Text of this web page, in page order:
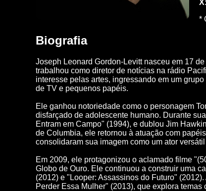
X:
*
Biografia
Joseph Leonard Gordon-Levitt nasceu em 17
trabalhou como diretor de notícias na rádio
interesse pelas artes, ingressando em um
de TV e pequenos papéis.
Ele ganhou notoriedade como o personagem
disfarçado de adolescente humano. Durante
Entram em Campo" (1994), e dublou Jim
de Columbia, ele retornou à atuação com
consolidaram sua imagem como um ator
Em 2009, ele protagonizou o aclamado filme
Globo de Ouro. Ele continuou a construir uma
(2012) e "Looper: Assassinos do Futuro"
Perder Essa Mulher" (2013), que explora